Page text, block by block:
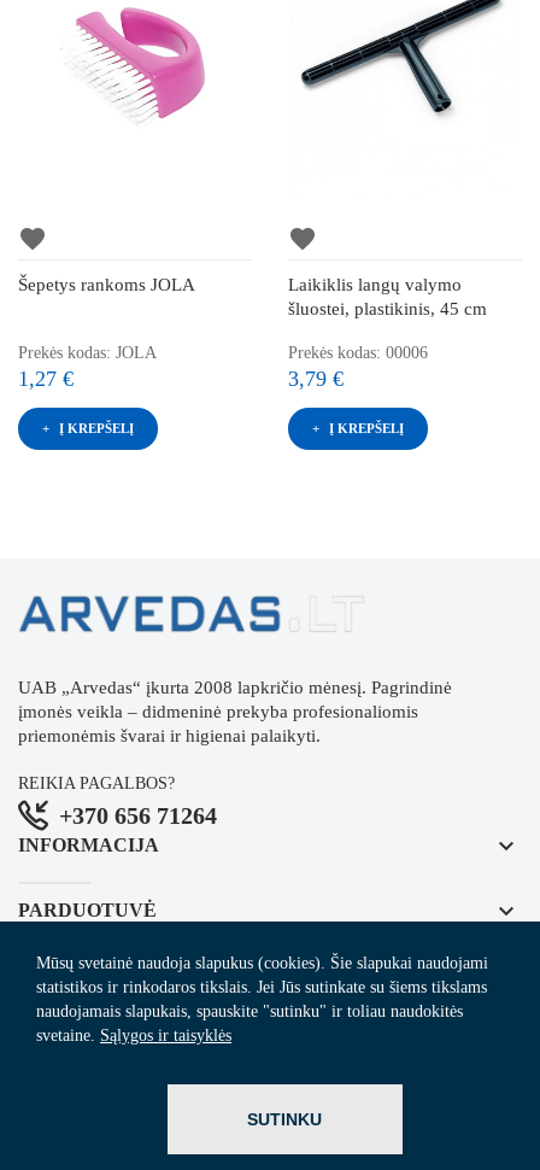
favorite
Šepetys rankoms JOLA
Prekės kodas: JOLA
1,27 €
Į KREPŠELĮ
favorite
Laikiklis langų valymo
šluostei, plastikinis, 45 cm
Prekės kodas: 00006
3,79 €
Į KREPŠELĮ
UAB „Arvedas“ įkurta 2008 lapkričio mėnesį. Pagrindinė
įmonės veikla – didmeninė prekyba profesionaliomis
priemonėmis švarai ir higienai palaikyti.
REIKIA PAGALBOS?
+370 656 71264
INFORMACIJA keyboard_arrow_down
PARDUOTUVĖ keyboard_arrow_down
REGISTRUOKITĖS NAUJIENLAIŠKIUI
- švaros prekių el. parduotuvė.
Mūsų svetainė naudoja slapukus (cookies). Šie slapukai naudojami
statistikos ir rinkodaros tikslais. Jei Jūs sutinkate su šiems tikslams
naudojamais slapukais, spauskite "sutinku" ir toliau naudokitės
svetaine. Sąlygos ir taisyklės
SUTINKU